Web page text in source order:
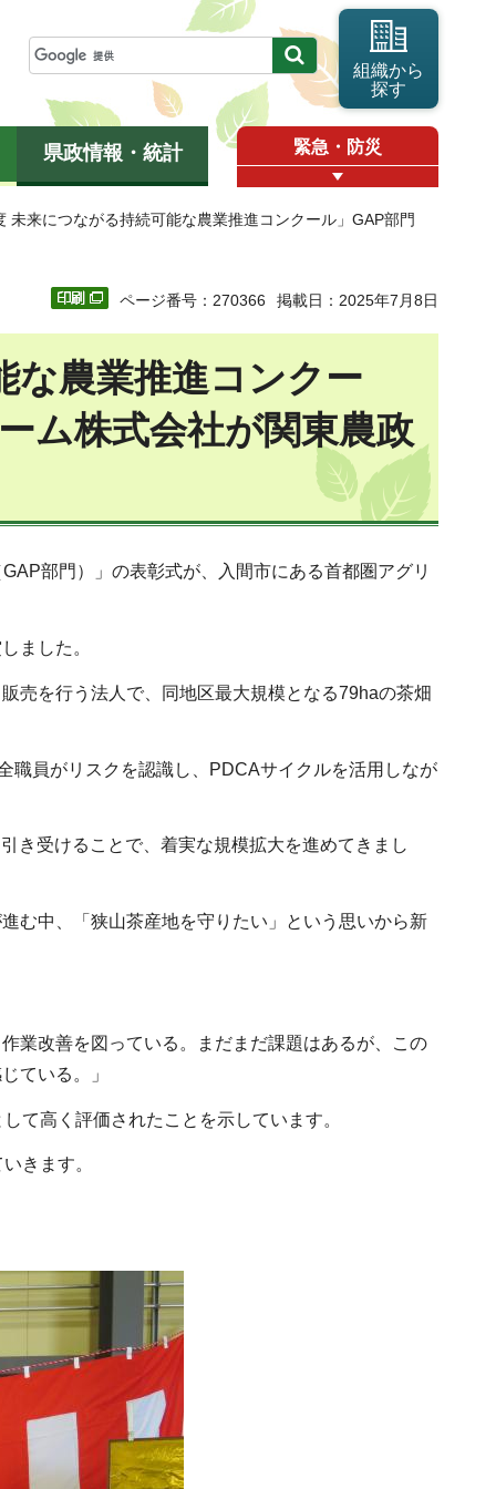
組織から
探す
県政情報・統計 緊急・防災
未来につながる持続可能な農業推進コンクール」GAP部門
ページ番号：270366 掲載日：2025年7月8日
な農業推進コンクー
ム株式会社が関東農政
部門）」の表彰式が、入間市にある首都圏アグリ
ました。
売を行う法人で、同地区最大規模となる79haの茶畑
職員がリスクを認識し、PDCAサイクルを活用しなが
き受けることで、着実な規模拡大を進めてきまし
む中、「狭山茶産地を守りたい」という思いから新
業改善を図っている。まだまだ課題はあるが、この
ている。」
て高く評価されたことを示しています。
きます。